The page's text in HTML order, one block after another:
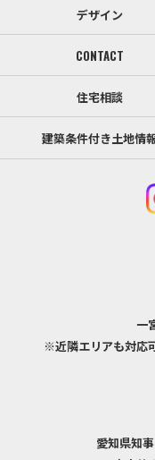
デザイン
CONTACT
住宅相談
建築条件付き土地情
一
※近隣エリアも対応
愛知県知